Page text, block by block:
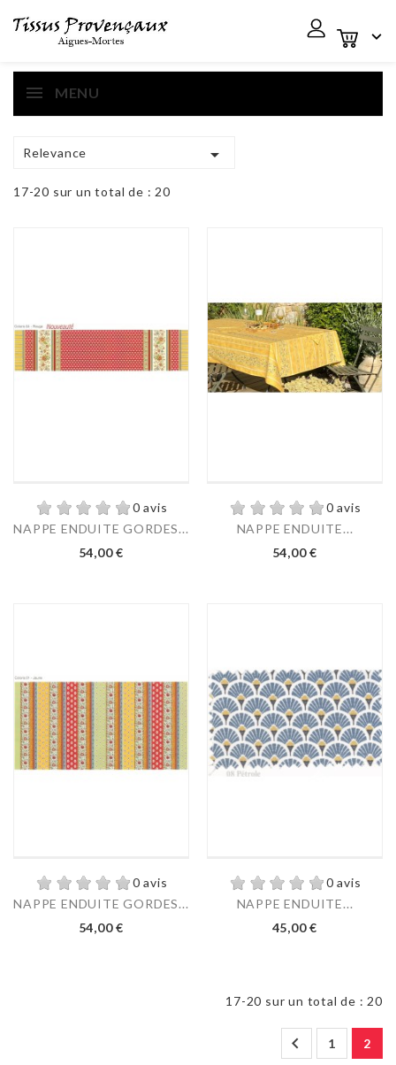

MENU
Relevance 
17-20 sur un total de : 20
0 avis
NAPPE ENDUITE GORDES...
54,00 €
0 avis
NAPPE ENDUITE...
54,00 €
0 avis
NAPPE ENDUITE GORDES...
54,00 €
0 avis
NAPPE ENDUITE...
45,00 €
17-20 sur un total de : 20
 1 2